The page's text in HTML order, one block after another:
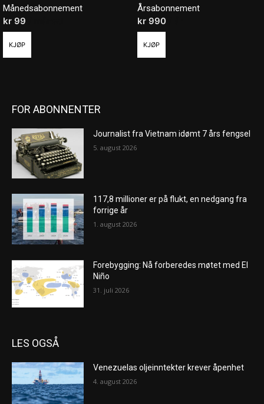
Månedsabonnement
kr 99
KJØP
Årsabonnement
kr990
KJØP
FOR ABONNENTER
Journalist fra Vietnam idømt 7 års fengsel
5. august 2026
117,8 millioner er på flukt, en nedgang fra
forrige år
1. august 2026
Forebygging: Nå forberedes møtet med El
Niño
31. juli 2026
LES OGSÅ
Venezuelas oljeinntekter krever åpenhet
4. august 2026